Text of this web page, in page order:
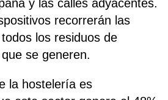
y las calles adyacentes.
recorrerán las
los residuos de
se generen.
la hostelería es